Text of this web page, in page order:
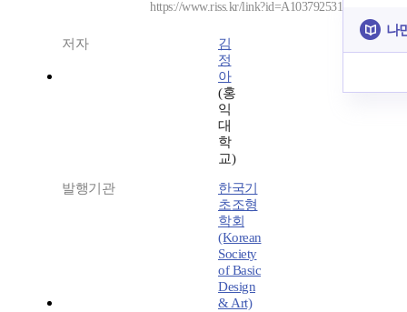
https://www.riss.kr/link?id=A103792531
저자
김
정
아
(홍
익
대
학
교)
발행기관
한국기
초조형
학회
(Korean
Society
of Basic
Design
& Art)
나